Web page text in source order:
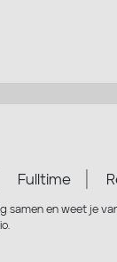
Fulltime
samen en weet je